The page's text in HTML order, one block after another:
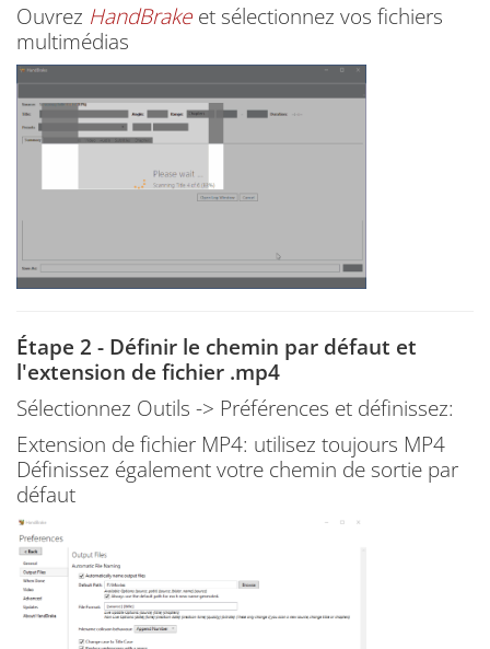
Ouvrez HandBrake et sélectionnez vos fichiers
multimédias
Étape 2 - Définir le chemin par défaut et
l'extension de fichier .mp4
Sélectionnez Outils -> Préférences et définissez:
Extension de fichier MP4: utilisez toujours MP4
Définissez également votre chemin de sortie par
défaut